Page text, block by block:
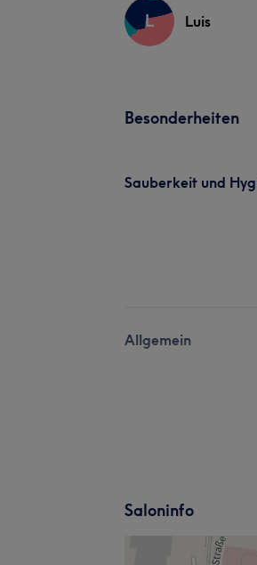
L Luis
Besonderheiten
Sauberkeit und
Allgemein
Saloninfo